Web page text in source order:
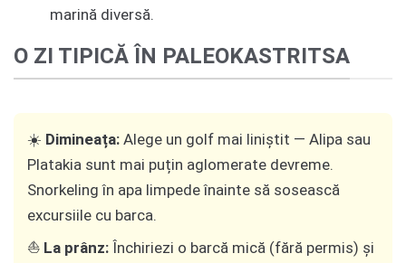
marină diversă.
O ZI TIPICĂ ÎN PALEOKASTRITSA
☀️ Dimineața: Alege un golf mai liniștit — Alipa sau
Platakia sunt mai puțin aglomerate devreme.
Snorkeling în apa limpede înainte să sosească
excursiile cu barca.
⛵ La prânz: Închiriezi o barcă mică (fără permis) și